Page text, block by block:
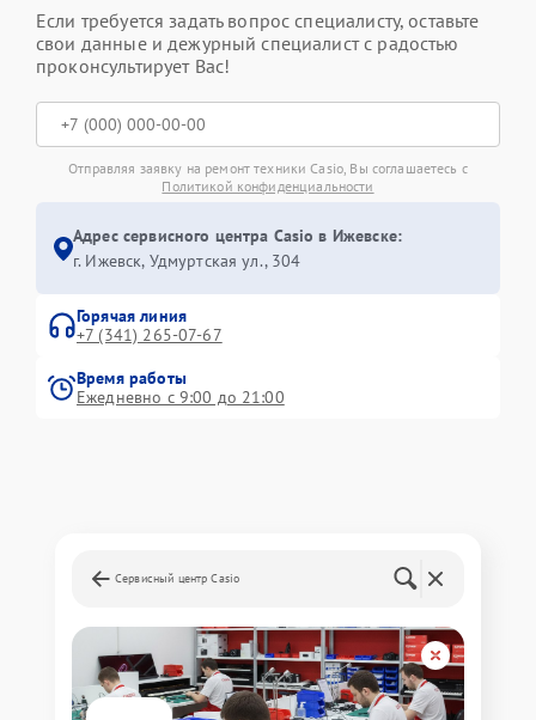
Если требуется задать вопрос специалисту, оставьте
свои данные и дежурный специалист с радостью
проконсультирует Вас!
Отправляя заявку на ремонт техники Casio, Вы соглашаетесь с
Политикой конфиденциальности
Адрес сервисного центра Casio в Ижевске:
г. Ижевск, Удмуртская ул., 304
Горячая линия
+7 (341) 265-07-67
Время работы
Ежедневно с 9:00 до 21:00
Сервисный центр Casio